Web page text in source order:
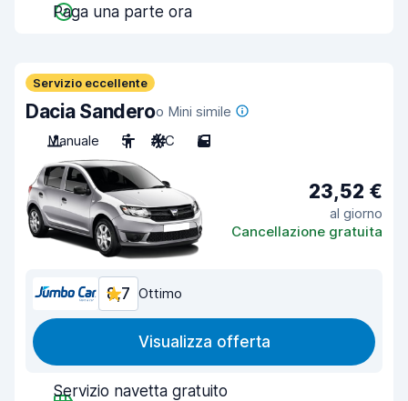
Paga una parte ora
Servizio eccellente
Dacia Sanderoo Mini simile
Manuale
5 A/C 5
23,52 €
al giorno
Cancellazione gratuita
8,7 Ottimo
Visualizza offerta
Servizio navetta gratuito